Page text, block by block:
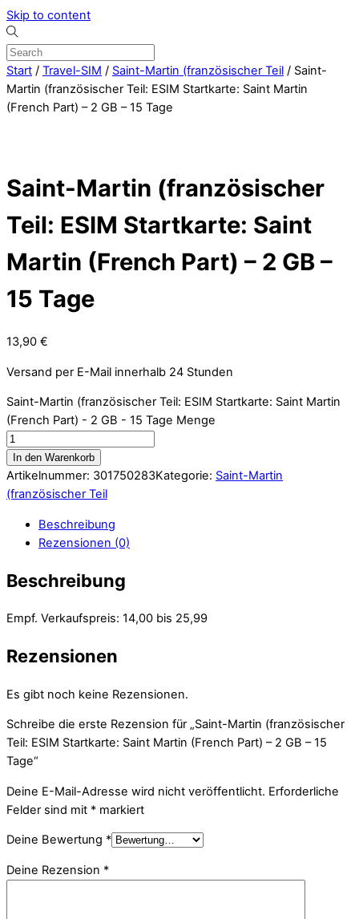
Skip to content
Start / Travel-SIM / Saint-Martin (französischer Teil / Saint-
Martin (französischer Teil: ESIM Startkarte: Saint Martin
(French Part) – 2 GB – 15 Tage
Saint-Martin (französischer
Teil: ESIM Startkarte: Saint
Martin (French Part) – 2 GB –
15 Tage
13,90 €
Versand per E-Mail innerhalb 24 Stunden
Saint-Martin (französischer Teil: ESIM Startkarte: Saint Martin
(French Part) - 2 GB - 15 Tage Menge
In den Warenkorb
Artikelnummer: 301750283Kategorie: Saint-Martin
(französischer Teil
Beschreibung
Rezensionen (0)
Beschreibung
Empf. Verkaufspreis: 14,00 bis 25,99
Rezensionen
Es gibt noch keine Rezensionen.
Schreibe die erste Rezension für „Saint-Martin (französischer
Teil: ESIM Startkarte: Saint Martin (French Part) – 2 GB – 15
Tage“
Deine E-Mail-Adresse wird nicht veröffentlicht. Erforderliche
Felder sind mit * markiert
Deine Bewertung *
Deine Rezension *